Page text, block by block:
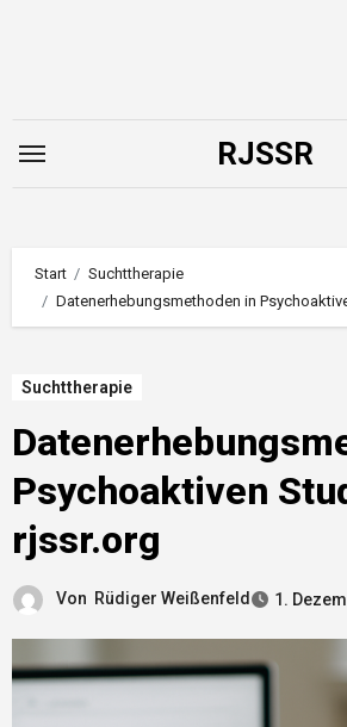
RJSSR
Start
Suchttherapie
Datenerhebungsmethoden in
Suchttherapie
Psychoaktiven
rjssr.org
Von Rüdiger Weißenfeld 1.